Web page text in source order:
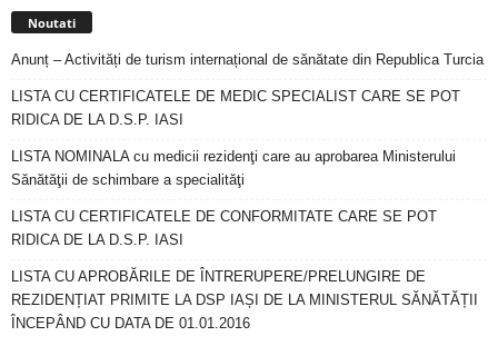
Noutati
Anunț – Activități de turism internațional de sănătate din Republica Turcia
LISTA CU CERTIFICATELE DE MEDIC SPECIALIST CARE SE POT
RIDICA DE LA D.S.P. IASI
LISTA NOMINALA cu medicii rezidenţi care au aprobarea Ministerului
Sănătăţii de schimbare a specialităţi
LISTA CU CERTIFICATELE DE CONFORMITATE CARE SE POT
RIDICA DE LA D.S.P. IASI
LISTA CU APROBĂRILE DE ÎNTRERUPERE/PRELUNGIRE DE
REZIDENȚIAT PRIMITE LA DSP IAȘI DE LA MINISTERUL SĂNĂTĂȚII
ÎNCEPÂND CU DATA DE 01.01.2016